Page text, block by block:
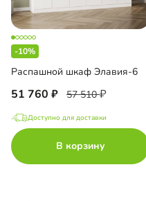
-10%
Распашной шкаф Элавия-6
51 760 57 510
Доступно для доставки
В корзину